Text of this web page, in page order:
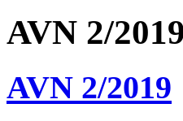
AVN 2/
AVN 2/2019